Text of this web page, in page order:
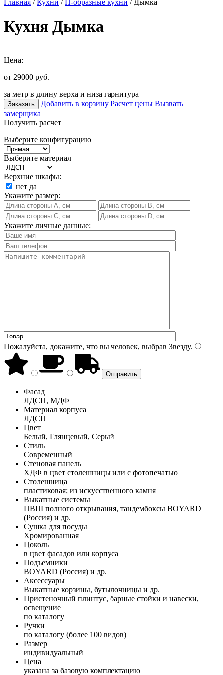
Главная / Кухни / П-образные кухни / Дымка
Кухня Дымка
Цена:
от 29000 руб.
за метр в длину верха и низа гарнитура
Заказать Добавить в корзину Расчет цены Вызвать
замерщика
Получить расчет
Выберите конфигурацию
Выберите материал
Верхние шкафы:
нет да
Укажите размер:
Укажите личные данные:
Пожалуйста, докажите, что вы человек, выбрав Звезду.
Фасад
ЛДСП, МДФ
Материал корпуса
ЛДСП
Цвет
Белый, Глянцевый, Серый
Стиль
Современный
Стеновая панель
ХДФ в цвет столешницы или с фотопечатью
Столешница
пластиковая; из искусственного камня
Выкатные системы
ПВШ полного открывания, тандембоксы BOYARD
(Россия) и др.
Сушка для посуды
Хромированная
Цоколь
в цвет фасадов или корпуса
Подъемники
BOYARD (Россия) и др.
Аксессуары
Выкатные корзины, бутылочницы и др.
Пристеночный плинтус, барные стойки и навески,
освещение
по каталогу
Ручки
по каталогу (более 100 видов)
Размер
индивидуальный
Цена
указана за базовую комплектацию